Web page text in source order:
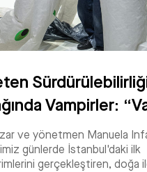
Vampirler:
ve yönetmen Manuela
günlerde İstanbul'daki ilk
gerçekleştiren, doğa